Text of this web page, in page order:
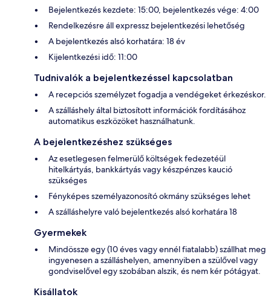
Bejelentkezés kezdete: 15:00, bejelentkezés vége: 4:00
Rendelkezésre áll expressz bejelentkezési lehetőség
A bejelentkezés alsó korhatára: 18 év
Kijelentkezési idő: 11:00
Tudnivalók a bejelentkezéssel kapcsolatban
A recepciós személyzet fogadja a vendégeket érkezéskor.
A szálláshely által biztosított információk fordításához
automatikus eszközöket használhatunk.
A bejelentkezéshez szükséges
Az esetlegesen felmerülő költségek fedezetéül
hitelkártyás, bankkártyás vagy készpénzes kaució
szükséges
Fényképes személyazonosító okmány szükséges lehet
A szálláshelyre való bejelentkezés alsó korhatára 18
Gyermekek
Mindössze egy (10 éves vagy ennél fiatalabb) szállhat meg
ingyenesen a szálláshelyen, amennyiben a szülővel vagy
gondviselővel egy szobában alszik, és nem kér pótágyat.
Kisállatok